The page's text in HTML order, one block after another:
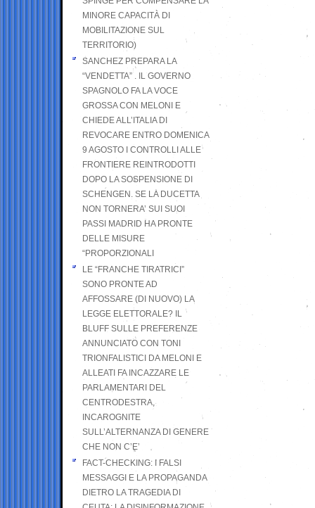
MINORE CAPACITÀ DI
MOBILITAZIONE SUL
TERRITORIO)
SANCHEZ PREPARA LA
“VENDETTA” . IL GOVERNO
SPAGNOLO FA LA VOCE
GROSSA CON MELONI E
CHIEDE ALL’ITALIA DI
REVOCARE ENTRO DOMENICA
9 AGOSTO I CONTROLLI ALLE
FRONTIERE REINTRODOTTI
DOPO LA SOSPENSIONE DI
SCHENGEN. SE LA DUCETTA
NON TORNERA’ SUI SUOI
PASSI MADRID HA PRONTE
DELLE MISURE
“PROPORZIONALI
LE “FRANCHE TIRATRICI”
SONO PRONTE AD
AFFOSSARE (DI NUOVO) LA
LEGGE ELETTORALE? IL
BLUFF SULLE PREFERENZE
ANNUNCIATO CON TONI
TRIONFALISTICI DA MELONI E
ALLEATI FA INCAZZARE LE
PARLAMENTARI DEL
CENTRODESTRA,
INCAROGNITE
SULL’ALTERNANZA DI GENERE
CHE NON C’E’
FACT-CHECKING: I FALSI
MESSAGGI E LA PROPAGANDA
DIETRO LA TRAGEDIA DI